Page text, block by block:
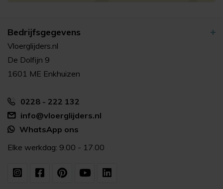
Bedrijfsgegevens
Vloerglijders.nl
De Dolfijn 9
1601 ME Enkhuizen
0228 - 222 132
info@vloerglijders.nl
WhatsApp ons
Elke werkdag: 9.00 - 17.00